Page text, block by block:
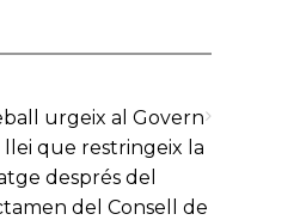
urgeix al Govern
llei que restringeix la
després del
del Consell de